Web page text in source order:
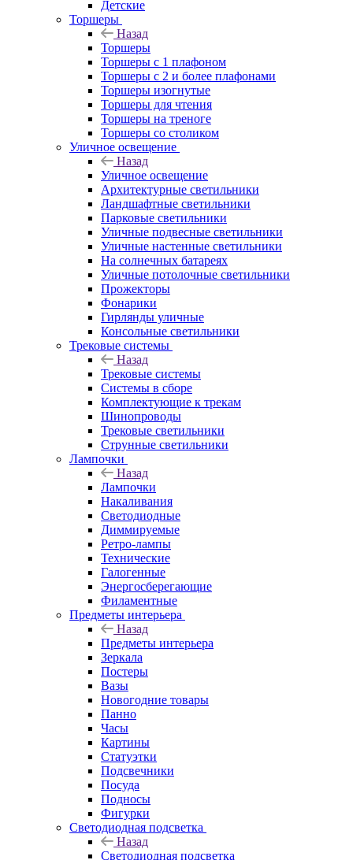
Детские
Торшеры
Назад
Торшеры
Торшеры с 1 плафоном
Торшеры с 2 и более плафонами
Торшеры изогнутые
Торшеры для чтения
Торшеры на треноге
Торшеры со столиком
Уличное освещение
Назад
Уличное освещение
Архитектурные светильники
Ландшафтные светильники
Парковые светильники
Уличные подвесные светильники
Уличные настенные светильники
На солнечных батареях
Уличные потолочные светильники
Прожекторы
Фонарики
Гирлянды уличные
Консольные светильники
Трековые системы
Назад
Трековые системы
Системы в сборе
Комплектующие к трекам
Шинопроводы
Трековые светильники
Струнные светильники
Лампочки
Назад
Лампочки
Накаливания
Светодиодные
Диммируемые
Ретро-лампы
Технические
Галогенные
Энергосберегающие
Филаментные
Предметы интерьера
Назад
Предметы интерьера
Зеркала
Постеры
Вазы
Новогодние товары
Панно
Часы
Картины
Статуэтки
Подсвечники
Посуда
Подносы
Фигурки
Светодиодная подсветка
Назад
Светодиодная подсветка